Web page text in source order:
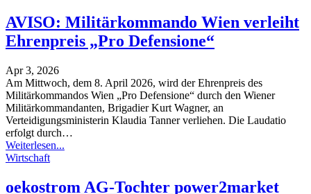
AVISO: Militärkommando Wien verleiht
Ehrenpreis „Pro Defensione“
Apr 3, 2026
Am Mittwoch, dem 8. April 2026, wird der Ehrenpreis des
Militärkommandos Wien „Pro Defensione“ durch den Wiener
Militärkommandanten, Brigadier Kurt Wagner, an
Verteidigungsministerin Klaudia Tanner verliehen. Die Laudatio
erfolgt durch…
Weiterlesen...
Wirtschaft
oekostrom AG-Tochter power2market